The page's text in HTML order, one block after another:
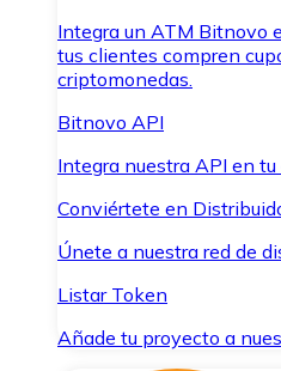
Integra un ATM Bitnovo
tus clientes compren
criptomonedas.
Bitnovo API
Integra nuestra API en
Conviértete en
Únete a nuestra red de
Listar Token
Añade tu proyecto a